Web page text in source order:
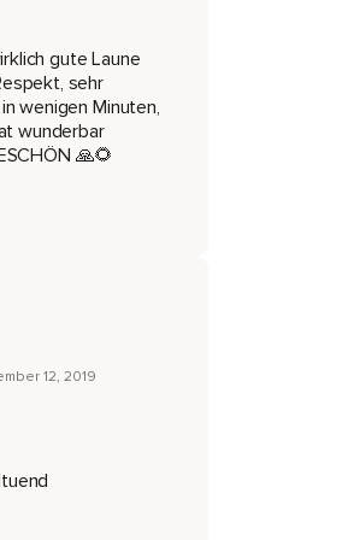
hörst,
bereit bist in den Alltag
diesen Moment und kehre erst
gute Laune
sehr
wenigen Minuten,
wunderbar
🙏🌻
12, 2019